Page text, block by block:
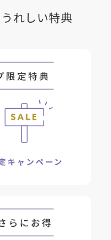
れしい特典